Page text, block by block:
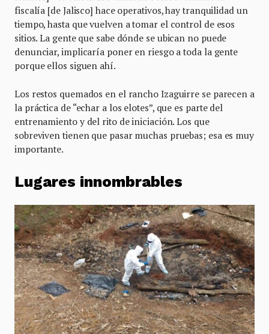
fiscalía [de Jalisco] hace operativos, hay tranquilidad un
tiempo, hasta que vuelven a tomar el control de esos
sitios. La gente que sabe dónde se ubican no puede
denunciar, implicaría poner en riesgo a toda la gente
porque ellos siguen ahí.
Los restos quemados en el rancho Izaguirre se parecen a
la práctica de “echar a los elotes”, que es parte del
entrenamiento y del rito de iniciación. Los que
sobreviven tienen que pasar muchas pruebas; esa es muy
importante.
Lugares innombrables